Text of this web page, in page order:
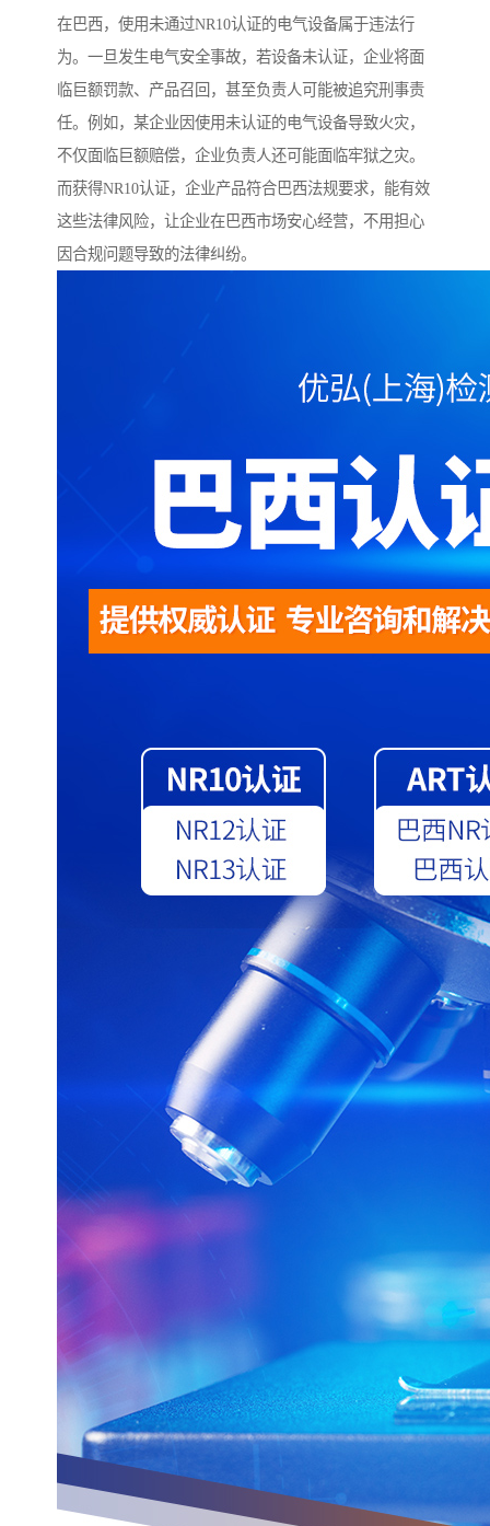
在巴西，使用未通过NR10认证的电气设备属于违法行
为。一旦发生电气安全事故，若设备未认证，企业将面
临巨额罚款、产品召回，甚至负责人可能被追究刑事责
任。例如，某企业因使用未认证的电气设备导致火灾，
不仅面临巨额赔偿，企业负责人还可能面临牢狱之灾。
而获得NR10认证，企业产品符合巴西法规要求，能有效
这些法律风险，让企业在巴西市场安心经营，不用担心
因合规问题导致的法律纠纷。